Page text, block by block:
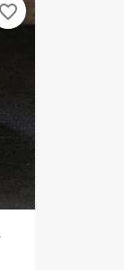
favorite_border